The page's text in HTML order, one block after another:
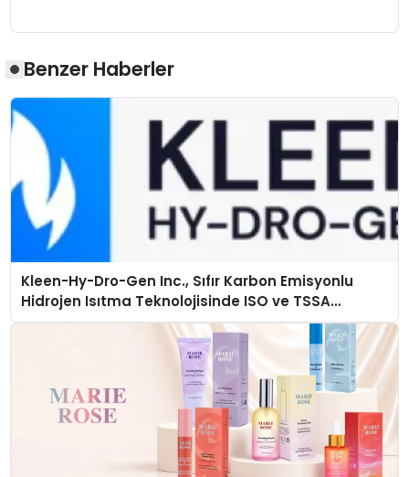
Benzer Haberler
Kleen-Hy-Dro-Gen Inc., Sıfır Karbon Emisyonlu
Hidrojen Isıtma Teknolojisinde ISO ve TSSA
Düzenleyici Onaylarını Aldı